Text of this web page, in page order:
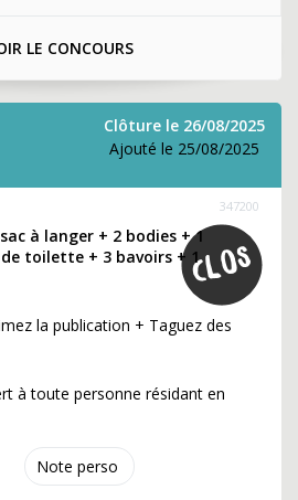
LE CONCOURS
Clôture le 26/08/2025
Ajouté le 25/08/2025
Note perso
347200
à langer + 2 bodies + 1
toilette + 3 bavoirs + 1
la publication + Taguez des
à toute personne résidant en